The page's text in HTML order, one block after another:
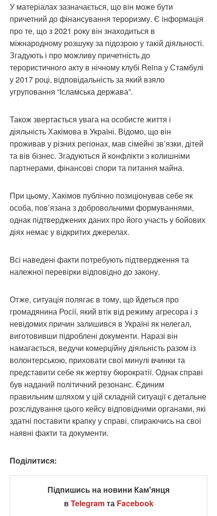
У матеріалах зазначається, що він може бути
причетний до фінансування тероризму. Є інформація
про те, що з 2021 року він знаходиться в
міжнародному розшуку за підозрою у такій діяльності.
Згадують і про можливу причетність до
терористичного акту в нічному клубі Reina у Стамбулі
у 2017 році, відповідальність за який взяло
угруповання “Ісламська держава”.
Також звертається увага на особисте життя і
діяльність Хакімова в Україні. Відомо, що він
проживав у різних регіонах, мав сімейні зв’язки, дітей
та вів бізнес. Згадуються й конфлікти з колишніми
партнерами, фінансові спори та питання майна.
При цьому, Хакімов публічно позиціонував себе як
особа, пов’язана з добровольчими формуваннями,
однак підтверджених даних про його участь у бойових
діях немає у відкритих джерелах.
Всі наведені факти потребують підтвердження та
належної перевірки відповідно до закону.
Отже, ситуація полягає в тому, що йдеться про
громадянина Росії, який втік від режиму агресора і з
невідомих причин залишився в Україні як нелегал,
виготовивши підроблені документи. Наразі він
намагається, ведучи комерційну діяльність разом із
волонтерською, приховати свої минулі вчинки та
представити себе як жертву бюрократії. Однак справі
був наданий політичний резонанс. Єдиним
правильним шляхом у цій складній ситуації є детальне
розслідування цього кейсу відповідними органами, які
здатні поставити крапку у справі, спираючись на свої
наявні факти та документи.
Поділитися:
Підпишись на новини Кам'янця
вTelegramта Facebook